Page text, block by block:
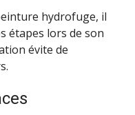
hydrofuge, il
étapes lors de son
évite de